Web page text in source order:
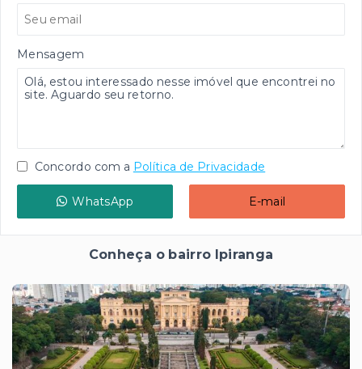
Mensagem
Concordo com a Política de Privacidade
WhatsApp E-mail
Conheça o bairro Ipiranga